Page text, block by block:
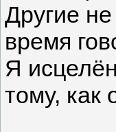
Другие
время
Я
тому, как